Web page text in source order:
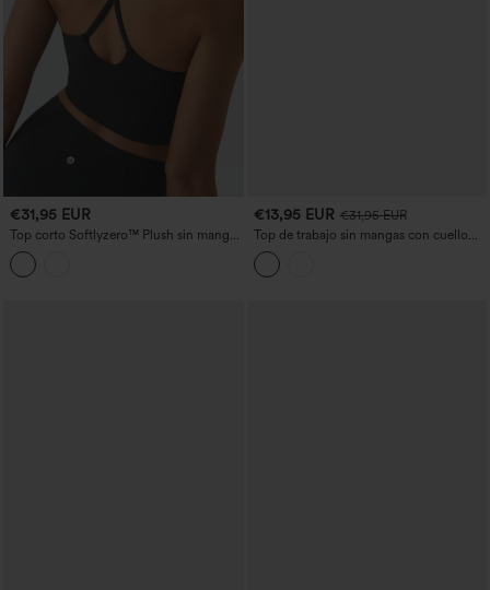
€31,95 EUR
Top corto Softlyzero™ Plush sin manga
abertura cruzada sin espalda
€13,95 EUR €31,95 EUR
Top de trabajo sin mangas con cuello
redondo, cremallera frontal y corte
relajado